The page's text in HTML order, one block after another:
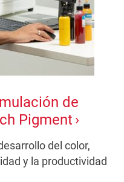
de
Pigment
del color,
y la productividad